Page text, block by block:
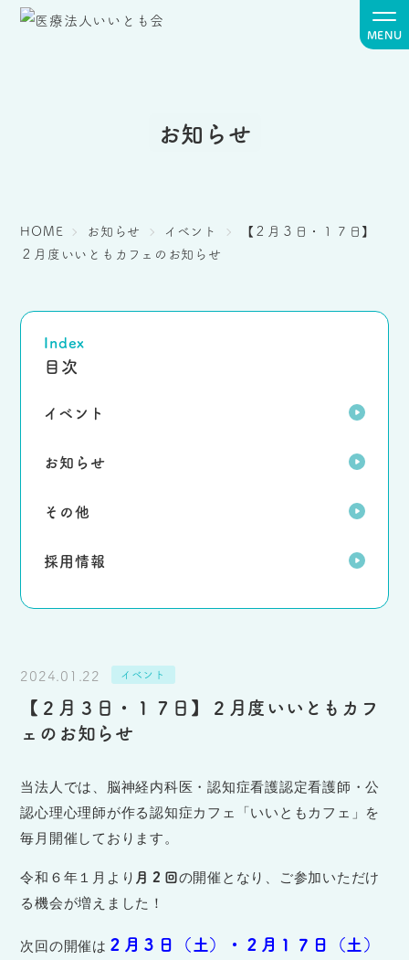
MENU
お知らせ
HOME お知らせ イベント
【２月３日・１７日】
２月度いいともカフェのお知らせ
Index
目次
イベント
お知らせ
その他
採用情報
2024.01.22 イベント
【２月３日・１７日】２月度いいともカフ
ェのお知らせ
当法人では、脳神経内科医・認知症看護認定看護師・公
認心理心理師が作る認知症カフェ「いいともカフェ」を
毎月開催しております。
令和６年１月より 月２回の開催となり、ご参加いただけ
る機会が増えました！
次回の開催は ２月３日（土）・２月１７日（土）